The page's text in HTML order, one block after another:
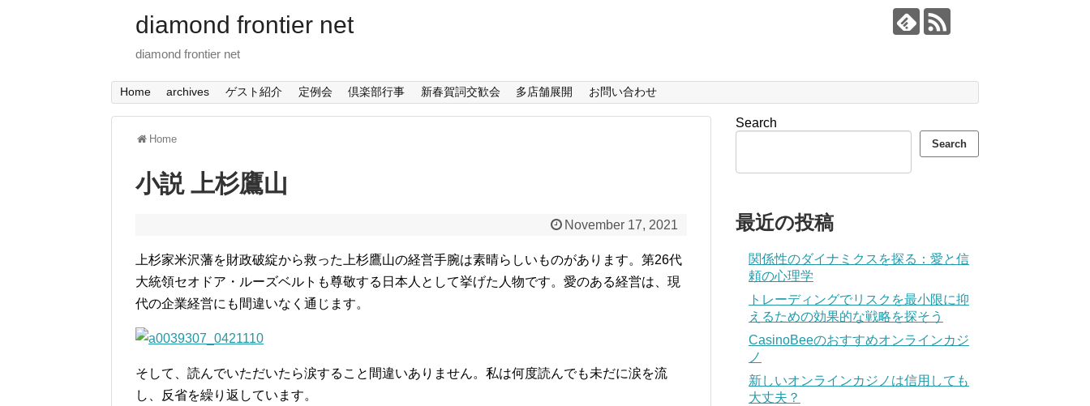
diamond frontier net
diamond frontier net
Home archives ゲスト紹介 定例会 倶楽部行事 新春賀詞交歓会 多店舗展開 お問い合わせ
Home
小説 上杉鷹山
November 17, 2021
上杉家米沢藩を財政破綻から救った上杉鷹山の経営手腕は素晴らしいものがあります。第26代
大統領セオドア・ルーズベルトも尊敬する日本人として挙げた人物です。愛のある経営は、現
代の企業経営にも間違いなく通じます。
そして、読んでいただいたら涙すること間違いありません。私は何度読んでも未だに涙を流
し、反省を繰り返しています。
Search
Search
最近の投稿
関係性のダイナミクスを探る：愛と信
頼の心理学
トレーディングでリスクを最小限に抑
えるための効果的な戦略を探そう
CasinoBeeのおすすめオンラインカジ
ノ
新しいオンラインカジノは信用しても
大丈夫？